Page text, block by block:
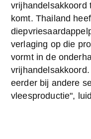
vrijhandelsakkoord
komt. Thailand
verlaging op die
vormt in de
eerder bij andere
vleesproductie",